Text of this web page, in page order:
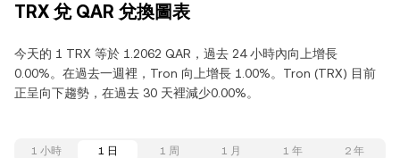
TRX 兌 QAR 兌換圖表
今天的 1 TRX 等於 1.2062 QAR，過去 24 小時內向上增長
0.00%。在過去一週裡，Tron 向上增長 1.00%。Tron (TRX) 目前
正呈向下趨勢，在過去 30 天裡減少0.00%。
1 小時 1 日 1 周 1 月 1 年 2 年